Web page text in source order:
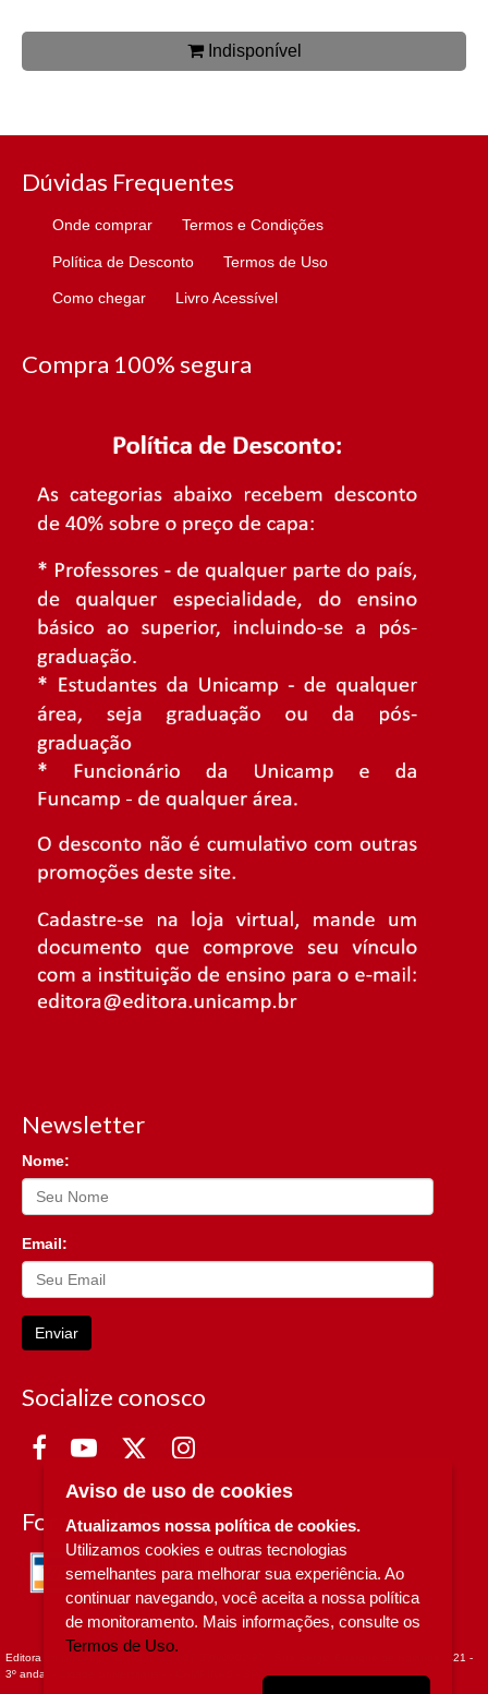
Indisponível
Dúvidas Frequentes
Onde comprar Termos e Condições
Política de Desconto Termos de Uso
Como chegar Livro Acessível
Compra 100% segura
Newsletter
Nome:
Email:
Enviar
Socialize conosco
Formas de Pagamento
Editora da Unicamp - CNPJ n° 49.607.336/0002-97 - Rua Sérgio Buarque de Holanda, 421 -
3º andar - Cidade Universitária - - CAMPINAS - SP
Aviso de uso de cookies
Atualizamos nossa política de cookies.
Utilizamos cookies e outras tecnologias
semelhantes para melhorar sua experiência. Ao
continuar navegando, você aceita a nossa política
de monitoramento. Mais informações, consulte os
Termos de Uso.